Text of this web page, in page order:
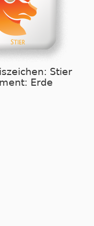
Stier
Erde